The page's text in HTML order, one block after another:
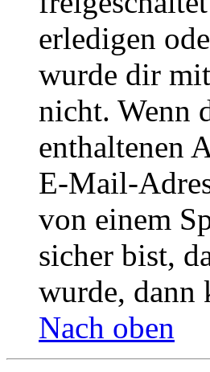
erledigen
wurde dir
nicht. Wenn
enthaltenen
E-Mail-
von einem
sicher bist,
wurde, dann
Nach oben